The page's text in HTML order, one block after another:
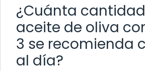
¿Cuánta
aceite de oliva
3 se recomienda
al día?